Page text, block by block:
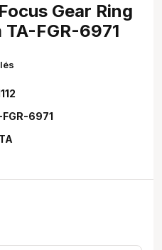
Gear Ring
FGR-6971
6971